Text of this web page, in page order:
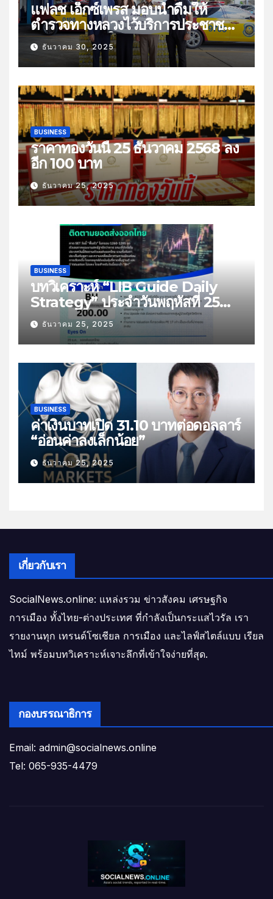
แฟลช เอ็กซ์เพรส มอบน้ำดื่มให้
ตำรวจทางหลวงไว้บริการประชาชน
ช่วงเทศกาลปีใหม่
ธันวาคม 30, 2025
BUSINESS
ราคาทองวันนี้ 25 ธันวาคม 2568 ลง
อีก 100 บาท
ธันวาคม 25, 2025
BUSINESS
บทวิเคราะห์ “LIB Guide Daily
Strategy” ประจำวันพฤหัสที่ 25
ธันวาคม 2568 หัวข้อ “ติดตามยอด
ส่งออกไทย”
ธันวาคม 25, 2025
BUSINESS
ค่าเงินบาทเปิด 31.10 บาทต่อดอลลาร์
“อ่อนค่าลงเล็กน้อย”
ธันวาคม 25, 2025
เกี่ยวกับเรา
SocialNews.online: แหล่งรวม ข่าวสังคม เศรษฐกิจ
การเมือง ทั้งไทย-ต่างประเทศ ที่กำลังเป็นกระแสไวรัล เรา
รายงานทุก เทรนด์โซเชียล การเมือง และไลฟ์สไตล์แบบ เรียล
ไทม์ พร้อมบทวิเคราะห์เจาะลึกที่เข้าใจง่ายที่สุด.
กองบรรณาธิการ
Email: admin@socialnews.online
Tel: 065-935-4479